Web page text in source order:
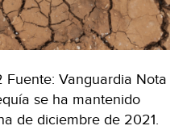
Vanguardia Nota
se ha mantenido
de diciembre de 2021.